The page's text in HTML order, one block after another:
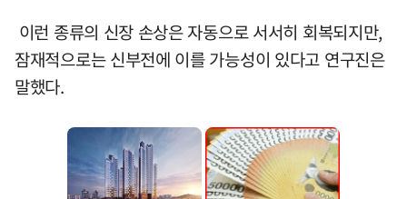
이런 종류의 신장 손상은 자동으로 서서히 회복되지만,
잠재적으로는 신부전에 이를 가능성이 있다고 연구진은
말했다.